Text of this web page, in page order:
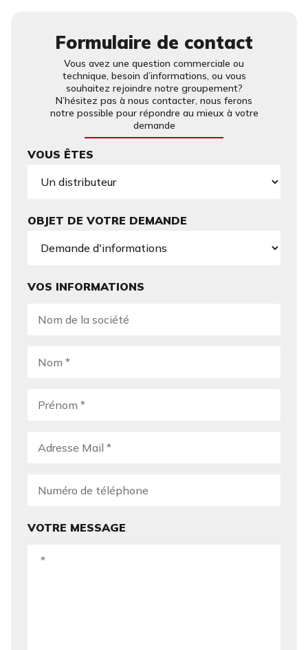
Formulaire de contact
Vous avez une question commerciale ou
technique, besoin d’informations, ou vous
souhaitez rejoindre notre groupement?
N’hésitez pas à nous contacter, nous ferons
notre possible pour répondre au mieux à votre
demande
VOUS ÊTES
OBJET DE VOTRE DEMANDE
VOS INFORMATIONS
VOTRE MESSAGE